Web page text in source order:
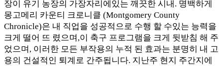
장이 유기 농장의 가장자리에있는 깨끗한 시내. 명백하게
몽고메리 카운티 크로니클 (Montgomery County
Chronicle)은 내 직업을 성공적으로 수행 할 수있는 능력을
크게 떨어 뜨 렸으며,이 축구 프로그램을 크게 뒷받침 해 주
었으며, 이러한 모든 부작용의 누적 된 효과는 분명히 내 고
용의 건설적인 퇴계로 간주됩니다. 지난주 현지 주간지에